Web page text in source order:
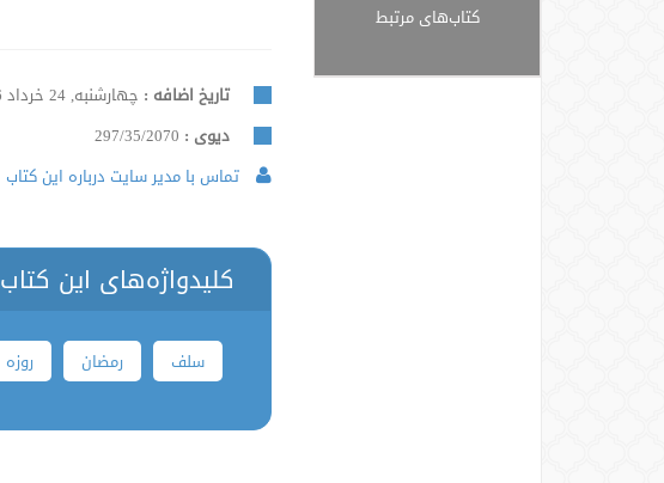
کتاب‌های مرتبط
تاریخ اضافه : چهارشنبه, 24 خرداد 1396
دیوی : 297/35/2070
تماس با مدیر سایت درباره این کتاب
کلیدواژه‌های این کتاب
سلف رمضان روزه